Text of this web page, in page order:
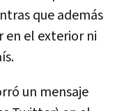
que además
en el exterior ni
un mensaje